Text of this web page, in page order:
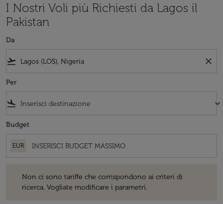
I Nostri Voli più Richiesti da Lagos il
Pakistan
Da
flight_takeoff close
Per
flight_land keyboard_arrow_down
Budget
EUR
Non ci sono tariffe che corrispondono ai criteri di
ricerca. Vogliate modificare i parametri.